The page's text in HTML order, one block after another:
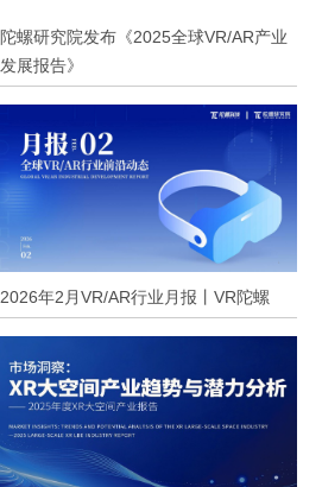
陀螺研究院发布《2025全球VR/AR产业
发展报告》
2026年2月VR/AR行业月报丨VR陀螺